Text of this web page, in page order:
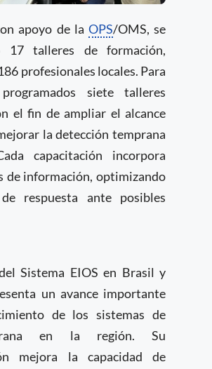
apoyo de la OPS/OMS, se
17 talleres de formación,
profesionales locales. Para
siete talleres
el fin de ampliar el alcance
la detección temprana
capacitación incorpora
de información, optimizando
respuesta ante posibles
Sistema EIOS en Brasil y
un avance importante
de los sistemas de
en la región. Su
mejora la capacidad de